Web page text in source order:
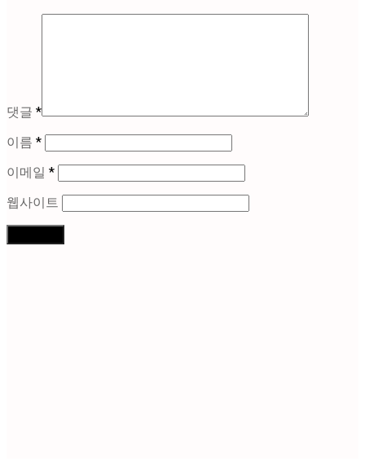
댓글 *
이름 *
이메일 *
웹사이트